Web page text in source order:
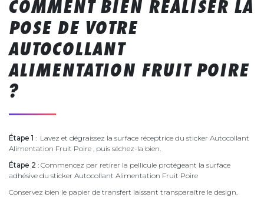
COMMENT BIEN RÉALISER LA
POSE DE VOTRE
AUTOCOLLANT
ALIMENTATION FRUIT POIRE
?
Étape 1 : Lavez et dégraissez la surface réceptrice du sticker Autocollant
Alimentation Fruit Poire , puis séchez-la bien.
Étape 2 : Commencez par retirer la pellicule protégeant la surface
adhésive du sticker Autocollant Alimentation Fruit Poire
Conservez bien le papier de transfert laissant transparaître le design.